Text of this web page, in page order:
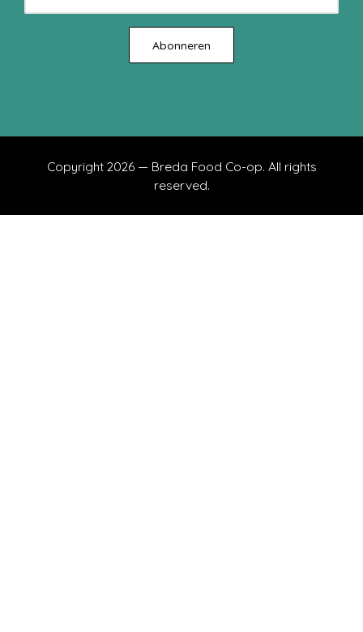
Copyright 2026 — Breda Food Co-op. All rights
reserved.